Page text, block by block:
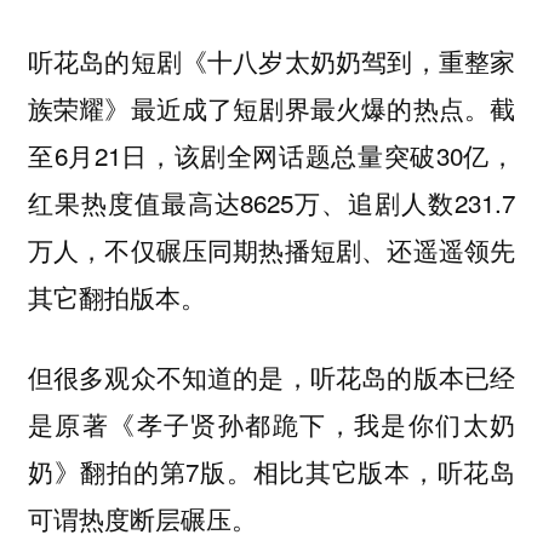
听花岛的短剧《十八岁太奶奶驾到，重整家
族荣耀》最近成了短剧界最火爆的热点。截
至6月21日，该剧全网话题总量突破30亿，
红果热度值最高达8625万、追剧人数231.7
万人，不仅碾压同期热播短剧、还遥遥领先
其它翻拍版本。
但很多观众不知道的是，听花岛的版本已经
是原著《孝子贤孙都跪下，我是你们太奶
奶》翻拍的第7版。相比其它版本，听花岛
可谓热度断层碾压。